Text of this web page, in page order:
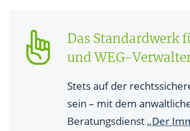
Das Standardwerk
und WEG-
Stets auf der
sein – mit dem
Beratungsdienst „Der